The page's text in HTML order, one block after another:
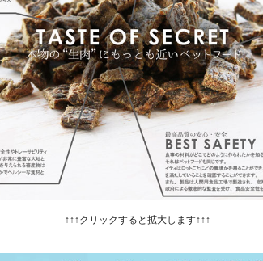
↑↑↑クリックすると拡大します↑↑↑